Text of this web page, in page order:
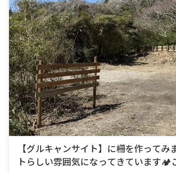
【グルキャンサイト】に柵を作ってみ
トらしい雰囲気になってきています🏕️